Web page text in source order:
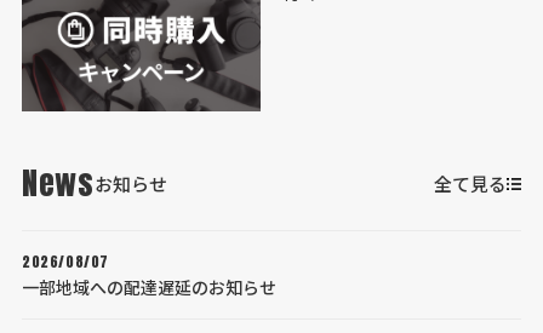
Newsお知らせ 全て見る
2026/08/07
一部地域への配達遅延のお知らせ